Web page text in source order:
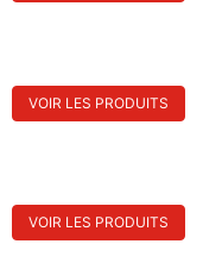
VOIR LES PRODUITS
VOIR LES PRODUITS